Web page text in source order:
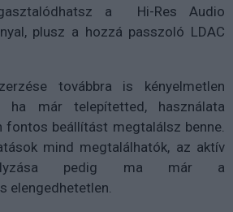
a Hi-Res Audio
plusz a hozzá passzoló LDAC
továbbra is kényelmetlen
ha már telepítetted, használata
fontos beállítást megtalálsz benne.
mind megtalálhatók, az aktív
pedig ma már a
elengedhetetlen.